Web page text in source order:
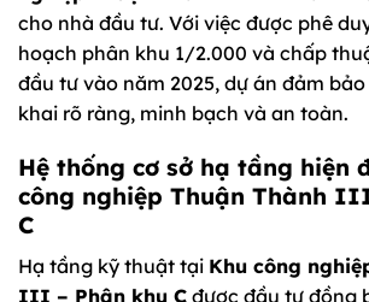
cho nhà đầu tư. Với việc được phê
hoạch phân khu 1/2.000 và chấp
đầu tư vào năm 2025, dự án đảm
khai rõ ràng, minh bạch và an toàn.
Hệ thống cơ sở hạ tầng hiện
công nghiệp Thuận Thành
C
Hạ tầng kỹ thuật tại Khu công
III – Phân khu C được đầu tư đồng